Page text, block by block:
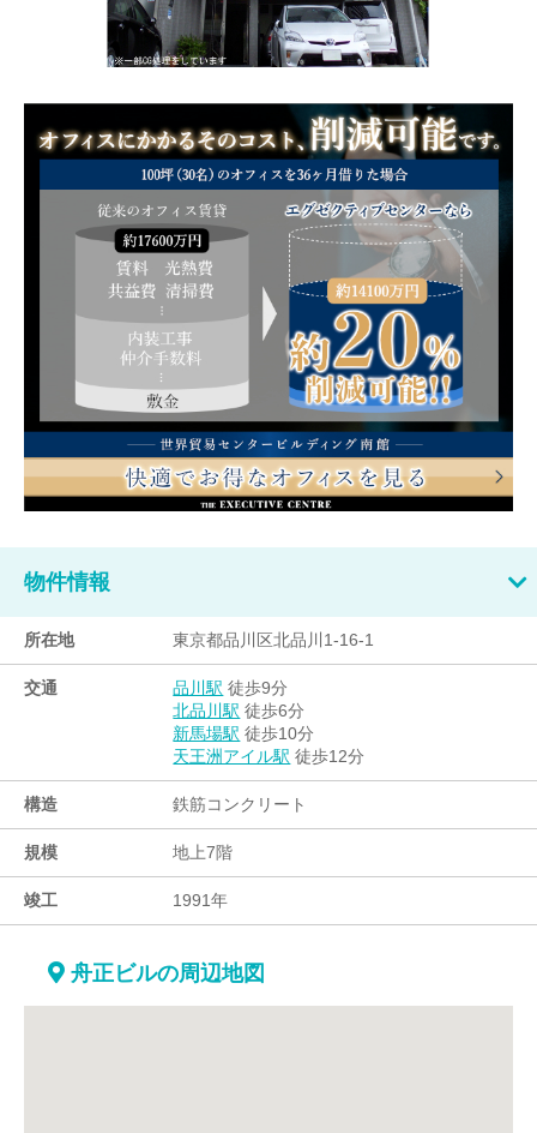
物件情報
所在地 東京都品川区北品川1-16-1
交通 品川駅 徒歩9分
北品川駅 徒歩6分
新馬場駅 徒歩10分
天王洲アイル駅 徒歩12分
構造 鉄筋コンクリート
規模 地上7階
竣工 1991年
舟正ビルの周辺地図